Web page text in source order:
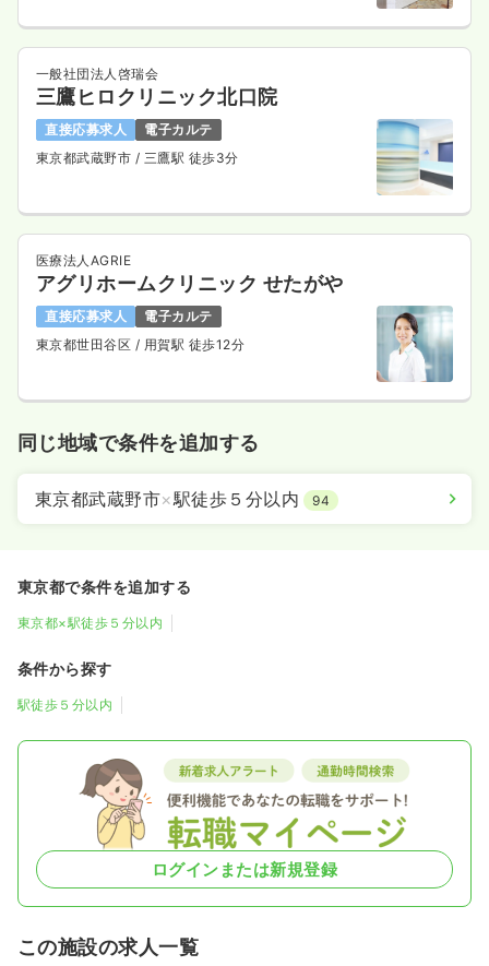
一般社団法人啓瑞会
三鷹ヒロクリニック北口院
直接応募求人
電子カルテ
東京都武蔵野市 / 三鷹駅 徒歩3分
医療法人AGRIE
アグリホームクリニック せたがや
直接応募求人
電子カルテ
東京都世田谷区 / 用賀駅 徒歩12分
同じ地域で条件を追加する
東京都武蔵野市×駅徒歩５分以内 94
東京都で条件を追加する
東京都×駅徒歩５分以内
条件から探す
駅徒歩５分以内
ログインまたは新規登録
この施設の求人一覧